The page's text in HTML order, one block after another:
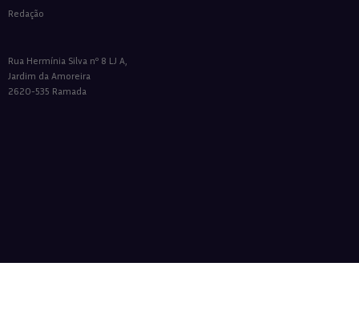
Redação
Rua Hermínia Silva nº 8 LJ A,
Jardim da Amoreira
2620-535 Ramada